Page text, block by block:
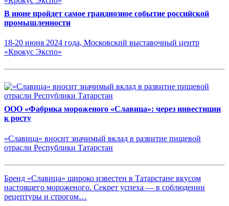
В июне пройдет самое грандиозное событие российской
промышленности
18-20 июня 2024 года, Московский выставочный центр
«Крокус Экспо»
ООО «Фабрика мороженого «Славица»: через инвестиции
к росту
«Славица» вносит значимый вклад в развитие пищевой
отрасли Республики Татарстан
Бренд «Славица» широко известен в Татарстане вкусом
настоящего мороженого. Секрет успеха — в соблюдении
рецептуры и строгом…